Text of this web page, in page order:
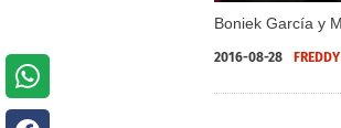
Boniek García y
2016-08-28